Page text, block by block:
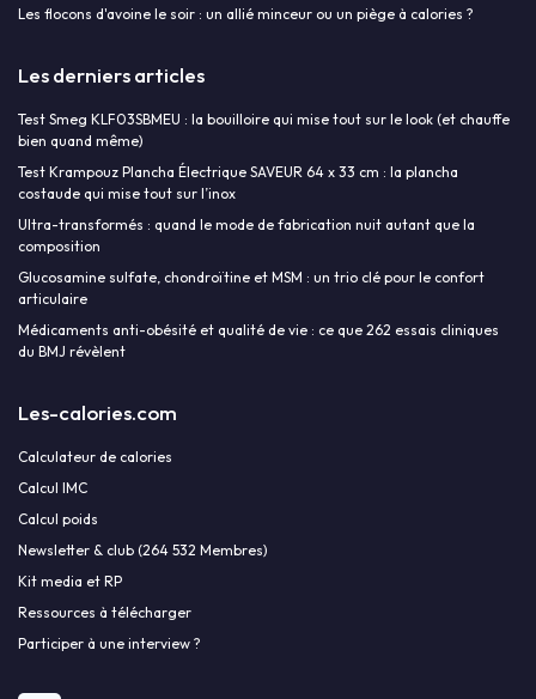
Les flocons d'avoine le soir : un allié minceur ou un piège à calories ?
Les derniers articles
Test Smeg KLF03SBMEU : la bouilloire qui mise tout sur le look (et chauffe
bien quand même)
Test Krampouz Plancha Électrique SAVEUR 64 x 33 cm : la plancha
costaude qui mise tout sur l’inox
Ultra-transformés : quand le mode de fabrication nuit autant que la
composition
Glucosamine sulfate, chondroïtine et MSM : un trio clé pour le confort
articulaire
Médicaments anti-obésité et qualité de vie : ce que 262 essais cliniques
du BMJ révèlent
Les-calories.com
Calculateur de calories
Calcul IMC
Calcul poids
Newsletter & club (264 532 Membres)
Kit media et RP
Ressources à télécharger
Participer à une interview ?